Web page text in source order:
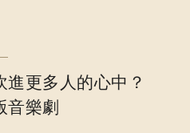
更多人的心中？
音樂劇